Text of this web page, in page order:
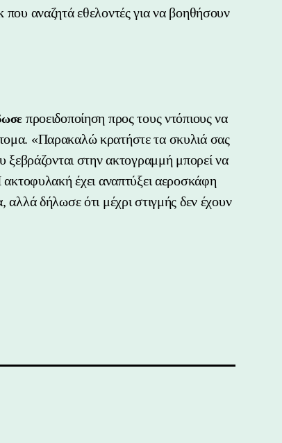
αναζητά εθελοντές για να βοηθήσουν
προειδοποίηση προς τους ντόπιους να
«Παρακαλώ κρατήστε τα σκυλιά σας
ξεβράζονται στην ακτογραμμή μπορεί να
έχει αναπτύξει αεροσκάφη
αλλά δήλωσε ότι μέχρι στιγμής δεν έχουν